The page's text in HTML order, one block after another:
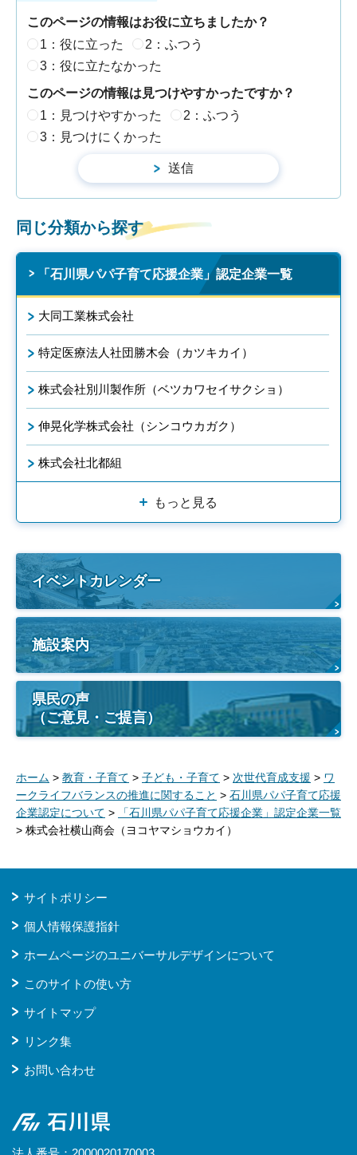
このページの情報はお役に立ちましたか？
1：役に立った
2：ふつう
3：役に立たなかった
このページの情報は見つけやすかったですか？
1：見つけやすかった
2：ふつう
3：見つけにくかった
同じ分類から探す
「石川県パパ子育て応援企業」認定企業一覧
大同工業株式会社
特定医療法人社団勝木会（カツキカイ）
株式会社別川製作所（ベツカワセイサクショ）
伸晃化学株式会社（シンコウカガク）
株式会社北都組
もっと見る
イベントカレンダー
施設案内
県民の声
（ご意見・ご提言）
ホーム > 教育・子育て > 子ども・子育て > 次世代育成支援 > ワ
ークライフバランスの推進に関すること > 石川県パパ子育て応援
企業認定について >
「石川県パパ子育て応援企業」認定企業一覧
> 株式会社横山商会（ヨコヤマショウカイ）
サイトポリシー
個人情報保護指針
ホームページのユニバーサルデザインについて
このサイトの使い方
サイトマップ
リンク集
お問い合わせ
石川県